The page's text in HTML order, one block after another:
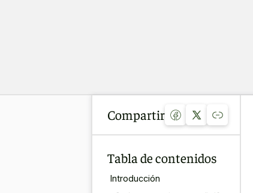
Compartir
Tabla de contenidos
Introducción